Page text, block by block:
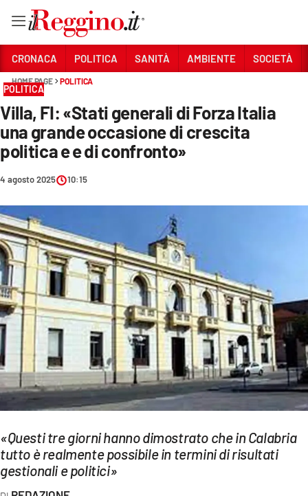
Sezioni
CRONACA
POLITICA
SANITÀ
AMBIENTE
SOCIETÀ
CULTURA
ECONOMIA E LAVORO
EVENTI
SPORT
Streaming
LAC NETWORK
LAC ONAIR
CRONACA POLITICA SANITÀ AMBIENTE SOCIETÀ
HOME PAGE POLITICA
POLITICA
Villa, FI: «Stati generali di Forza Italia
una grande occasione di crescita
politica e e di confronto»
4 agosto 2025 10:15
«Questi tre giorni hanno dimostrato che in Calabria
tutto è realmente possibile in termini di risultati
gestionali e politici»